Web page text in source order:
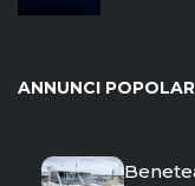
ANNUNCI